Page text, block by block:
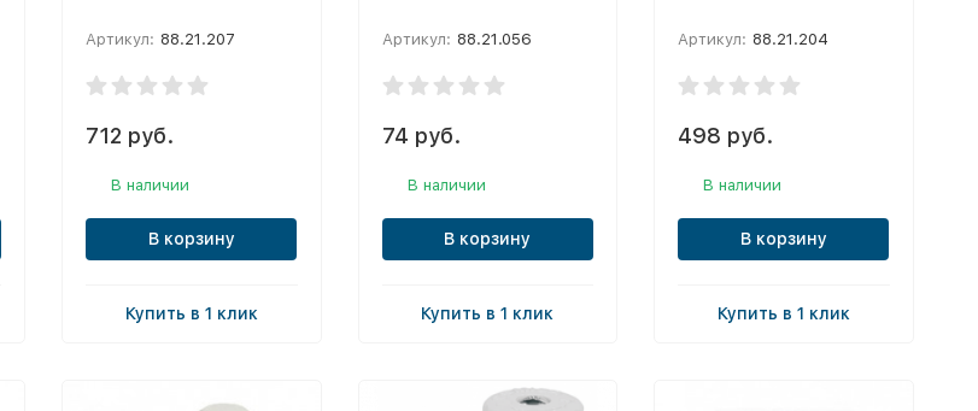
Артикул: 88.21.207
712 руб.
В наличии
В корзину
Купить в 1 клик
Артикул: 88.21.056
74 руб.
В наличии
В корзину
Купить в 1 клик
Артикул: 88.21.204
498 руб.
В наличии
В корзину
Купить в 1 клик